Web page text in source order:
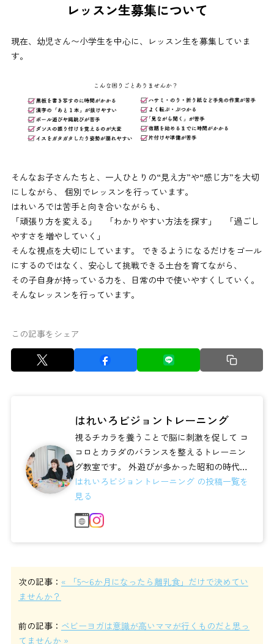
レッスン生募集について
現在、幼児さん〜小学生を中心に、レッスン生を募集していま
す。
そんなお子さんたちと、一人ひとりの“見え方”や“感じ方”を大切
にしながら、 個別でレッスンを行っています。
はれいろでは苦手と向き合いながらも、
「頑張り方を変える」 「わかりやすい方法を探す」 「過ごし
やすさを増やしていく」
そんな視点を大切にしています。 できるようになるだけをゴール
にするのではなく、安心して挑戦できる土台を育てながら、
その子自身が持っている力を、日常の中で使いやすくしていく。
そんなレッスンを行っています。
この記事をシェア
はれいろビジョントレーニング
視るチカラを養うことで脳に刺激を促して コ
コロとカラダのバランスを整えるトレーニン
グ教室です。 外遊びが多かった昭和の時代
は、目を動かして可動域を広げたりカ...
はれいろビジョントレーニング の投稿一覧を
見る
次の記事： « 「5〜6か月になったら離乳食」だけで決めてい
ませんか？
前の記事： ベビーヨガは意識が高いママが行くものだと思っ
てませんか »